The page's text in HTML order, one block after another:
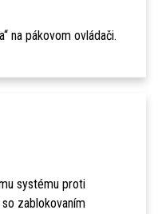
na pákovom ovládači.
systému proti
so zablokovaním